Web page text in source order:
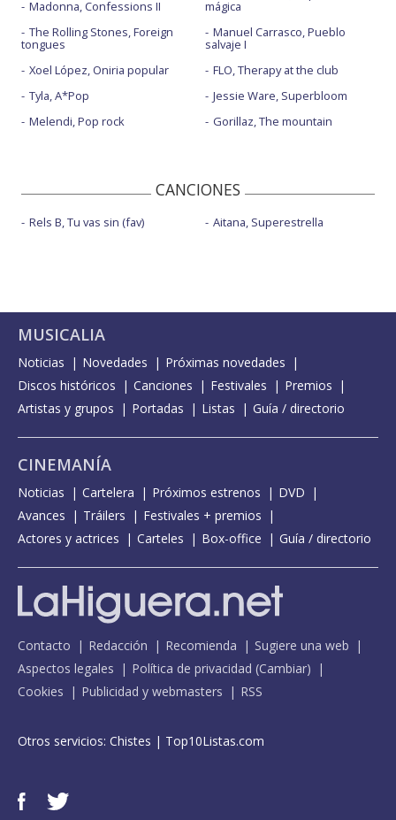
Madonna, Confessions II
The Rolling Stones, Foreign
tongues
Xoel López, Oniria popular
Tyla, A*Pop
Melendi, Pop rock
mágica
Manuel Carrasco, Pueblo
salvaje I
FLO, Therapy at the club
Jessie Ware, Superbloom
Gorillaz, The mountain
CANCIONES
Rels B, Tu vas sin (fav) Aitana, Superestrella
MUSICALIA
Noticias Novedades
Próximas novedades
Discos históricos
Canciones Festivales
Premios
Artistas y grupos
Portadas Listas Guía / directorio
CINEMANÍA
Noticias Cartelera Próximos estrenos
DVD
Avances
Tráilers
Festivales + premios
Actores y actrices
Carteles Box-office Guía / directorio
Contacto Redacción Recomienda
Sugiere una web
Aspectos legales
Política de privacidad (Cambiar)
Cookies
Publicidad y webmasters RSS
Otros servicios: Chistes | Top10Listas.com